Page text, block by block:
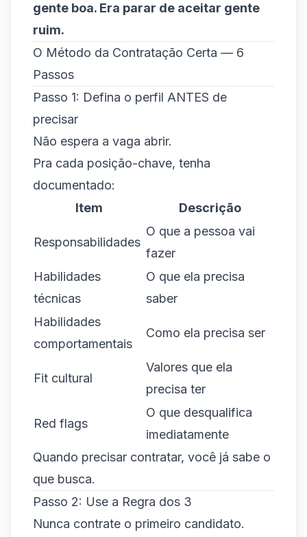
gente boa. Era parar de aceitar gente
ruim.
O Método da Contratação Certa — 6
Passos
Passo 1: Defina o perfil ANTES de
precisar
Não espera a vaga abrir.
Pra cada posição-chave, tenha
documentado:
Item
Descrição
Responsabilidades
O que a pessoa vai
fazer
Habilidades
técnicas
O que ela precisa
saber
Habilidades
comportamentais
Como ela precisa ser
Fit cultural
Valores que ela
precisa ter
Red flags
O que desqualifica
imediatamente
Quando precisar contratar, você já sabe o
que busca.
Passo 2: Use a Regra dos 3
Nunca contrate o primeiro candidato.